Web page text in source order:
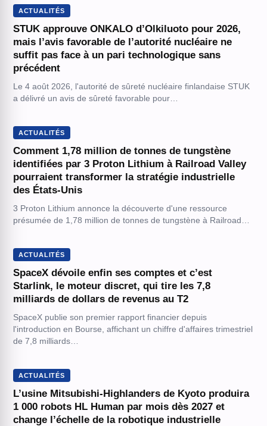
ACTUALITÉS
STUK approuve ONKALO d’Olkiluoto pour 2026,
mais l’avis favorable de l’autorité nucléaire ne
suffit pas face à un pari technologique sans
précédent
Le 4 août 2026, l'autorité de sûreté nucléaire finlandaise STUK
a délivré un avis de sûreté favorable pour…
ACTUALITÉS
Comment 1,78 million de tonnes de tungstène
identifiées par 3 Proton Lithium à Railroad Valley
pourraient transformer la stratégie industrielle
des États-Unis
3 Proton Lithium annonce la découverte d'une ressource
présumée de 1,78 million de tonnes de tungstène à Railroad…
ACTUALITÉS
SpaceX dévoile enfin ses comptes et c’est
Starlink, le moteur discret, qui tire les 7,8
milliards de dollars de revenus au T2
SpaceX publie son premier rapport financier depuis
l'introduction en Bourse, affichant un chiffre d'affaires trimestriel
de 7,8 milliards…
ACTUALITÉS
L’usine Mitsubishi-Highlanders de Kyoto produira
1 000 robots HL Human par mois dès 2027 et
change l’échelle de la robotique industrielle